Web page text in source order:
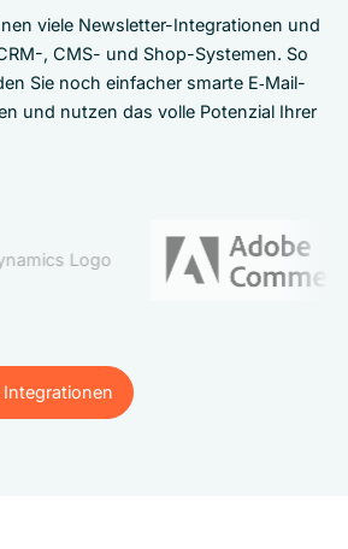
viele Newsletter-Integrationen und
, CMS- und Shop-Systemen. So
Sie noch einfacher smarte E‑Mail-
und nutzen das volle Potenzial Ihrer